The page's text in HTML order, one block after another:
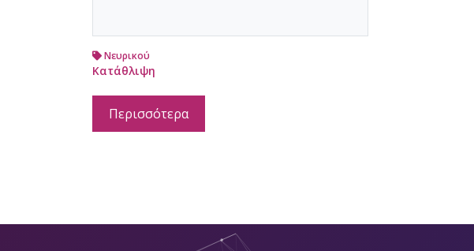
Νευρικού
Κατάθλιψη
Περισσότερα